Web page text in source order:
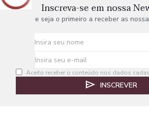
Inscreva-se em nossa
e seja o primeiro a receber as
Aceito receber o conteúdo nos dados
INSCREVER